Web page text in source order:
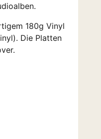
180g Vinyl
Die Platten